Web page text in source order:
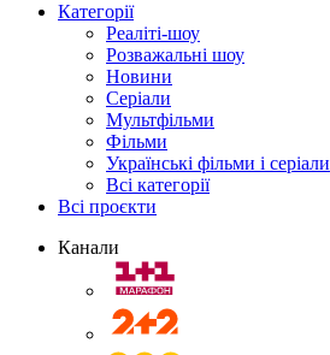
Категорії
Реаліті-шоу
Розважальні шоу
Новини
Серіали
Мультфільми
Фільми
Українські фільми і серіали
Всі категорії
Всі проєкти
Канали